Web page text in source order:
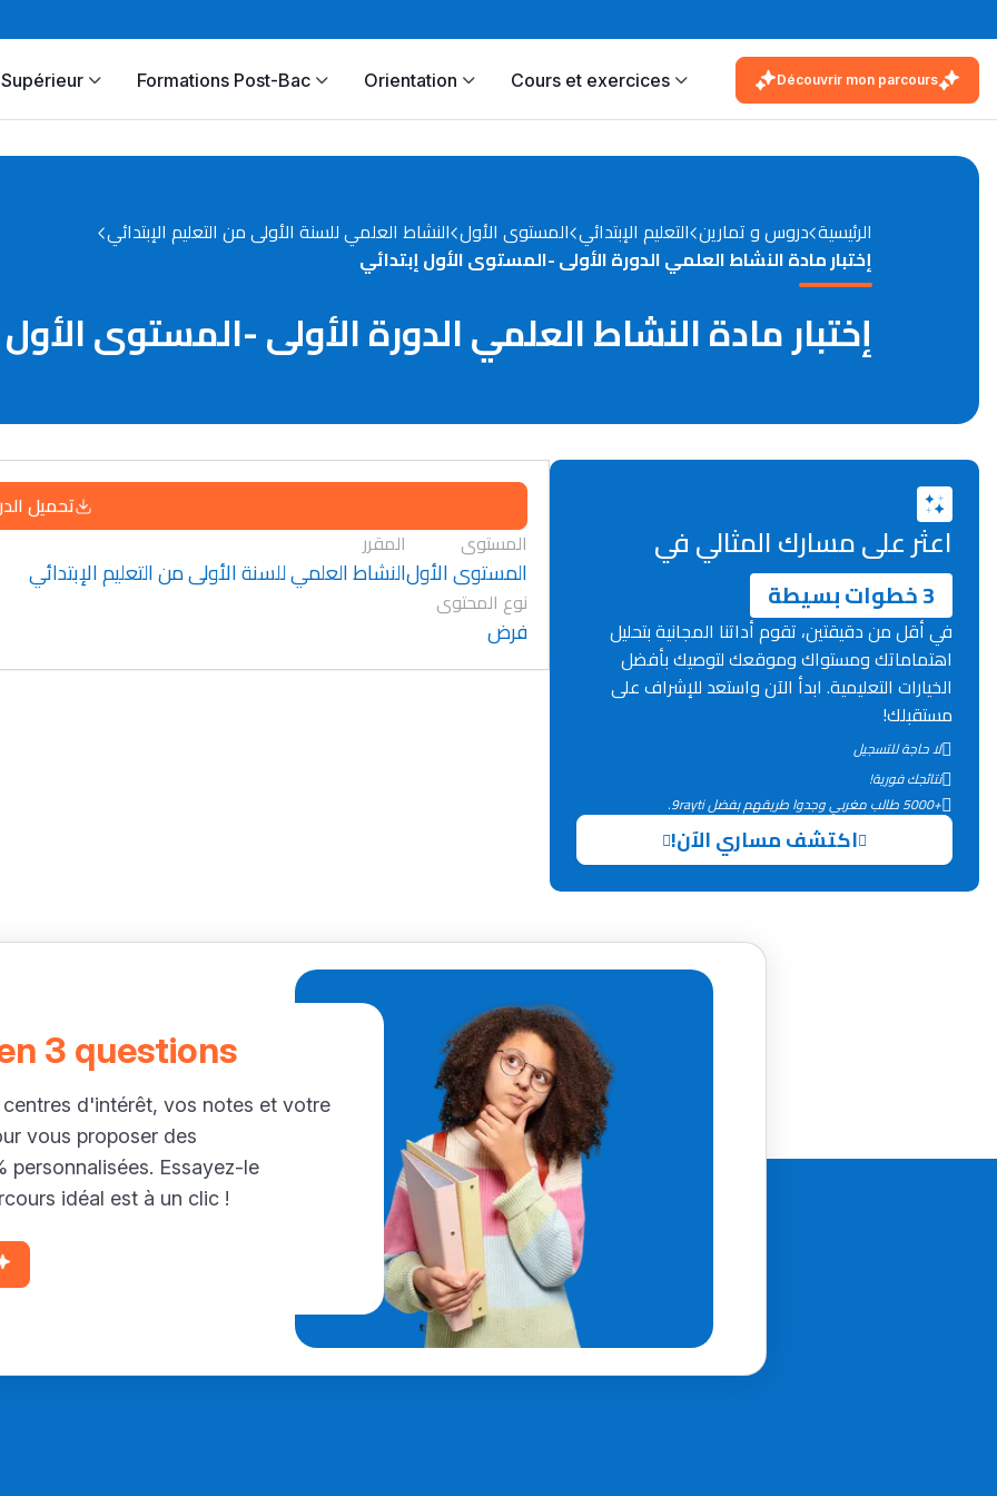
Formations Post-Bac Orientation Cours et exercices Découvrir mon parcours
الرئيسية دروس و تمارين التعليم الإبتدائي المستوى الأول النشاط العلمي للسنة الأولى من التعليم الإبتدائي
إختبار مادة النشاط العلمي الدورة الأولى -المستوى الأول إبتدائي
إختبار مادة النشاط العلمي الدورة الأولى -المستوى الأول
تحميل
المستوى
المستوى الأول
المقرر
النشاط العلمي للسنة الأولى من التعليم الإبتدائي
نوع المحتوى
فرض
اعثر على مسارك المثالي في
3 خطوات بسيطة
في أقل من دقيقتين، تقوم أداتنا المجانية بتحليل
اهتماماتك ومستواك وموقعك لتوصيك بأفضل
الخيارات التعليمية. ابدأ الآن واستعد للإشراف على
مستقبلك!
لا حاجة للتسجيل
نتائجك فورية!
+5000 طالب مغربي وجدوا طريقهم بفضل 9rayti.
اكتشف مساري الآن!
3 questions
d'intérêt, vos notes et votre
vous proposer des
personnalisées. Essayez-le
idéal est à un clic !